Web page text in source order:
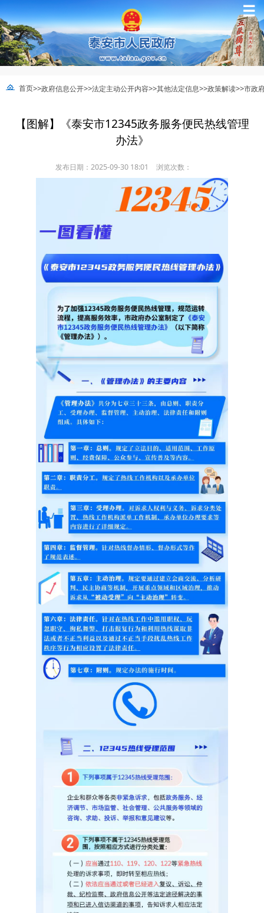
☰
首页>>政府信息公开>>法定主动公开内容>>其他法定信息>>政策解读>>市政
【图解】《泰安市12345政务服务便民热线管理
办法》
发布日期：2025-09-30 18:01 浏览次数：